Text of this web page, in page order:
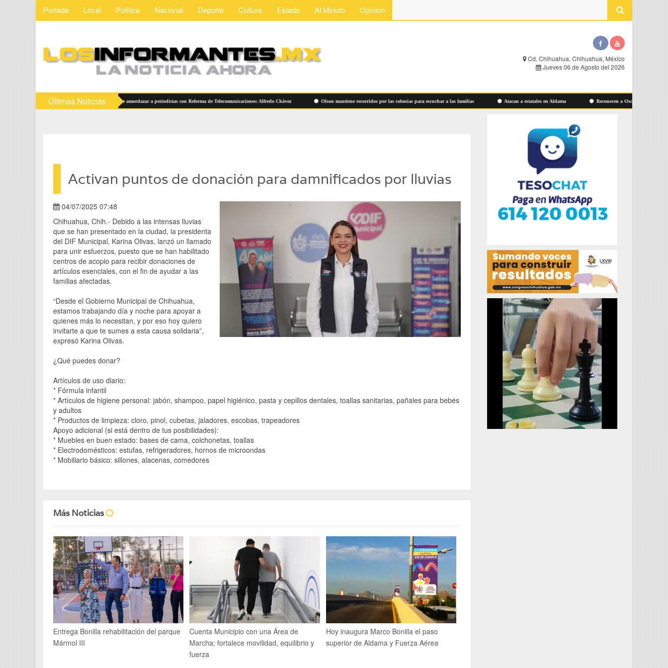
Portada Local Política Nacional Deporte Cultura Estado Al Minuto Opinion
Cd. Chihuahua, Chihuahua, México
Jueves 06 de Agosto del 2026
Últimas Noticias
la transparencia MORENA quiere amordazar a periodistas con Reforma de Telecomunicaciones: Alfredo Chávez Olson mantiene recorridos por las colonias para escuchar a las familias Atacan a estatales en Aldama Reconocen a Oscar Leos en Cuauhtémoc
Activan puntos de donación para damnificados por lluvias
04/07/2025 07:48
Chihuahua, Chih.- Debido a las intensas lluvias
que se han presentado en la ciudad, la presidenta
del DIF Municipal, Karina Olivas, lanzó un llamado
para unir esfuerzos, puesto que se han habilitado
centros de acopio para recibir donaciones de
artículos esenciales, con el fin de ayudar a las
familias afectadas.
“Desde el Gobierno Municipal de Chihuahua,
estamos trabajando día y noche para apoyar a
quienes más lo necesitan, y por eso hoy quiero
invitarte a que te sumes a esta causa solidaria”,
expresó Karina Olivas.
¿Qué puedes donar?
Artículos de uso diario:
* Fórmula infantil
* Artículos de higiene personal: jabón, shampoo, papel higiénico, pasta y cepillos dentales, toallas sanitarias, pañales para bebés
y adultos
* Productos de limpieza: cloro, pinol, cubetas, jaladores, escobas, trapeadores
Apoyo adicional (si está dentro de tus posibilidades):
* Muebles en buen estado: bases de cama, colchonetas, toallas
* Electrodomésticos: estufas, refrigeradores, hornos de microondas
* Mobiliario básico: sillones, alacenas, comedores
Más Noticias
Entrega Bonilla rehabilitación del parque
Mármol III
Cuenta Municipio con una Área de
Marcha; fortalece movilidad, equilibrio y
fuerza
Hoy inaugura Marco Bonilla el paso
superior de Aldama y Fuerza Aérea